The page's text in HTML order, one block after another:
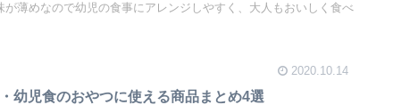
薄めなので幼児の食事にアレンジしやすく、大人もおいしく食べ
2020.10.14
幼児食のおやつに使える商品まとめ4選